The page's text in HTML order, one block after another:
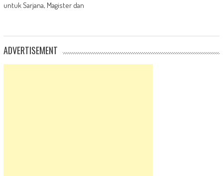
untuk Sarjana, Magister dan
ADVERTISEMENT